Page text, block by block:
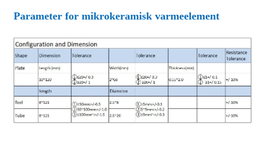
Parameter for mikrokeramisk varmeelement